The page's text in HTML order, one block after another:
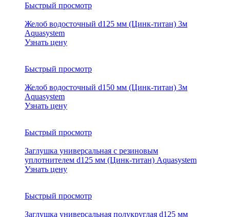
Быстрый просмотр
Желоб водосточный d125 мм (Цинк-титан) 3м
Aquasystem
Узнать цену
Быстрый просмотр
Желоб водосточный d150 мм (Цинк-титан) 3м
Aquasystem
Узнать цену
Быстрый просмотр
Заглушка универсальная с резиновым
уплотнителем d125 мм (Цинк-титан) Aquasystem
Узнать цену
Быстрый просмотр
Заглушка универсальная полукруглая d125 мм